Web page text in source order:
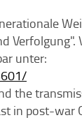
Verfolgung".
unter:
the
in post-war